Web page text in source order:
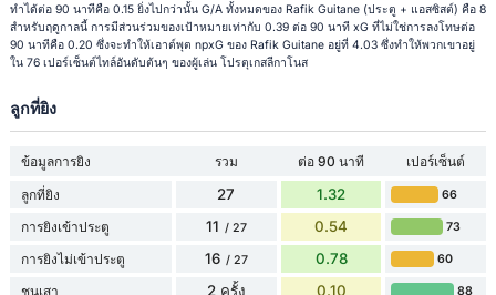
ทำได้ต่อ 90 นาทีคือ 0.15 ยิ่งไปกว่านั้น G/A ทั้งหมดของ Rafik Guitane (ประตู + แอสซิสต์) คือ 8
สำหรับฤดูกาลนี้ การมีส่วนร่วมของเป้าหมายเท่ากับ 0.39 ต่อ 90 นาที xG ที่ไม่ใช่การลงโทษต่อ
90 นาทีคือ 0.20 ซึ่งจะทำให้เอาต์พุต npxG ของ Rafik Guitane อยู่ที่ 4.03 ซึ่งทำให้พวกเขาอยู่
ใน 76 เปอร์เซ็นต์ไทล์อันดับต้นๆ ของผู้เล่น โปรตุเกสลีกาโนส
ลูกที่ยิง
ข้อมูลการยิง รวม ต่อ 90 นาที
เปอร์เซ็นต์
ลูกที่ยิง
27 1.32 66
การยิงเข้าประตู 11 / 27 0.54 73
การยิงไม่เข้าประตู 16 / 27 0.78 60
ชนเสา 2 ครั้ง 0.10 88